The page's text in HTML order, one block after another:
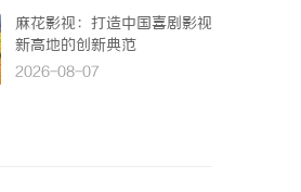
麻花影视：打造中国喜剧影视
新高地的创新典范
2026-08-07